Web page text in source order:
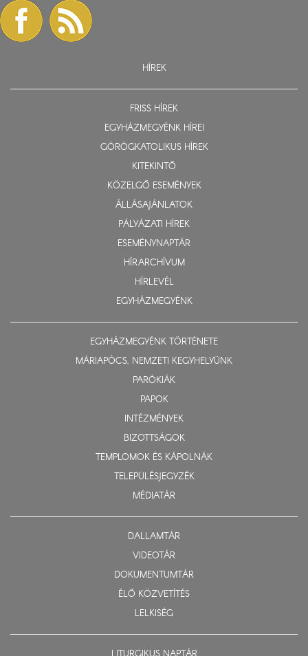
HÍREK
FRISS HÍREK
EGYHÁZMEGYÉNK HÍREI
GÖRÖGKATOLIKUS HÍREK
KITEKINTŐ
KÖZELGŐ ESEMÉNYEK
ÁLLÁSAJÁNLATOK
PÁLYÁZATI HÍREK
ESEMÉNYNAPTÁR
HÍRARCHÍVUM
HÍRLEVÉL
EGYHÁZMEGYÉNK
EGYHÁZMEGYÉNK TÖRTÉNETE
MÁRIAPÓCS, NEMZETI KEGYHELYÜNK
PARÓKIÁK
PAPOK
INTÉZMÉNYEK
BIZOTTSÁGOK
TEMPLOMOK ÉS KÁPOLNÁK
TELEPÜLÉSJEGYZÉK
MÉDIATÁR
DALLAMTÁR
VIDEOTÁR
DOKUMENTUMTÁR
ÉLŐ KÖZVETÍTÉS
LELKISÉG